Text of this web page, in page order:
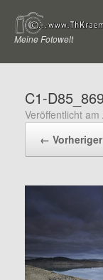
Inhalt
springen
Meine Fotowelt
C1-
Veröffentlicht am
← Vorheriger